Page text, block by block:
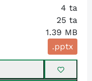
4 ta
25 ta
1.39 MB
.pptx